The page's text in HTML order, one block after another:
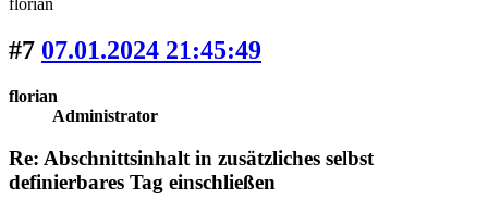
florian
#7 07.01.2024 21:45:49
florian
Administrator
Re: Abschnittsinhalt in zusätzliches selbst
definierbares Tag einschließen